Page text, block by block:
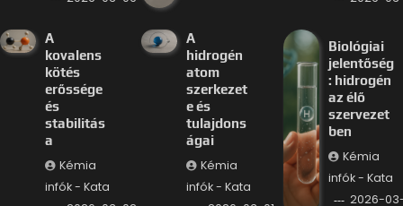
A
kovalens
kötés
erőssége
és
stabilitás
a
Kémia
infók - Kata
A
hidrogén
atom
szerkezet
e és
tulajdons
ágai
Kémia
infók - Kata
Biológiai
jelentőség
: hidrogén
az élő
szervezet
ben
Kémia
infók - Kata
2026-